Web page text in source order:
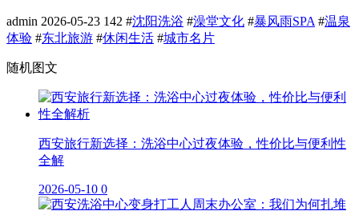
admin 2026-05-23 142 #沈阳洗浴 #澡堂文化 #暴风雨SPA #温泉
体验 #东北旅游 #休闲生活 #城市名片
随机图文
西安旅行新选择：洗浴中心过夜体验，性价比与便利性
全解
2026-05-10 0